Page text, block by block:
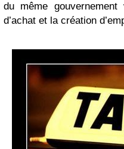
du même
d’achat et la création